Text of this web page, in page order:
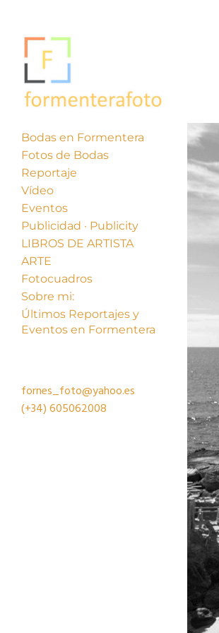
Bodas en Formentera
Fotos de Bodas
Reportaje
Vídeo
Eventos
Publicidad · Publicity
LIBROS DE ARTISTA
ARTE
Fotocuadros
Sobre mi:
Últimos Reportajes y
Eventos en Formentera
fornes_foto@yahoo.es
(+34)605062008